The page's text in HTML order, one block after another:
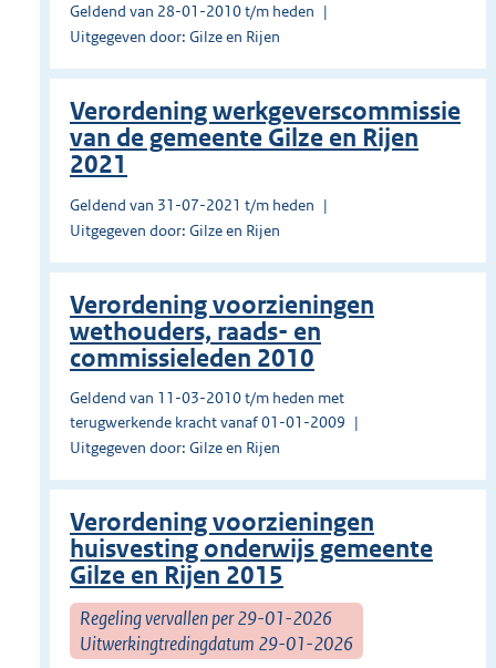
Geldend van 28-01-2010 t/m heden
Uitgegeven door: Gilze en Rijen
Verordening werkgeverscommissie
van de gemeente Gilze en Rijen
2021
Geldend van 31-07-2021 t/m heden
Uitgegeven door: Gilze en Rijen
Verordening voorzieningen
wethouders, raads- en
commissieleden 2010
Geldend van 11-03-2010 t/m heden met
terugwerkende kracht vanaf 01-01-2009
Uitgegeven door: Gilze en Rijen
Verordening voorzieningen
huisvesting onderwijs gemeente
Gilze en Rijen 2015
Regeling vervallen per 29-01-2026
Uitwerkingtredingdatum 29-01-2026